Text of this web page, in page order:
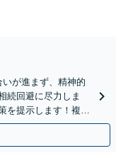
いが進まず、精神的
続回避に尽力しま
提示します！複雑
】